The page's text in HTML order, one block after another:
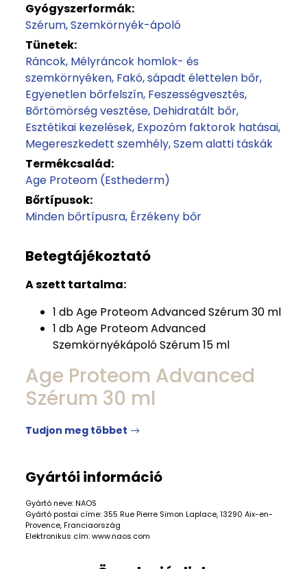
Gyógyszerformák:
Szérum Szemkörnyék-ápoló
Tünetek:
Ráncok Mélyráncok homlok- és
szemkörnyéken Fakó, sápadt élettelen bőr
Egyenetlen bőrfelszín Feszességvesztés
Bőrtömörség vesztése Dehidratált bőr
Esztétikai kezelések Expozóm faktorok hatásai
Megereszkedett szemhély Szem alatti táskák
Termékcsalád:
Age Proteom (Esthederm)
Bőrtípusok:
Minden bőrtípusra Érzékeny bőr
Betegtájékoztató
A szett tartalma:
1 db Age Proteom Advanced Szérum 30 ml
1 db Age Proteom Advanced
Szemkörnyékápoló Szérum 15 ml
Age Proteom Advanced
Szérum 30 ml
Tudjon meg többet
Gyártói információ
Gyártó neve: NAOS
Gyártó postai címe: 355 Rue Pierre Simon Laplace, 13290 Aix-en-
Provence, Franciaország
Elektronikus cím: www.naos.com